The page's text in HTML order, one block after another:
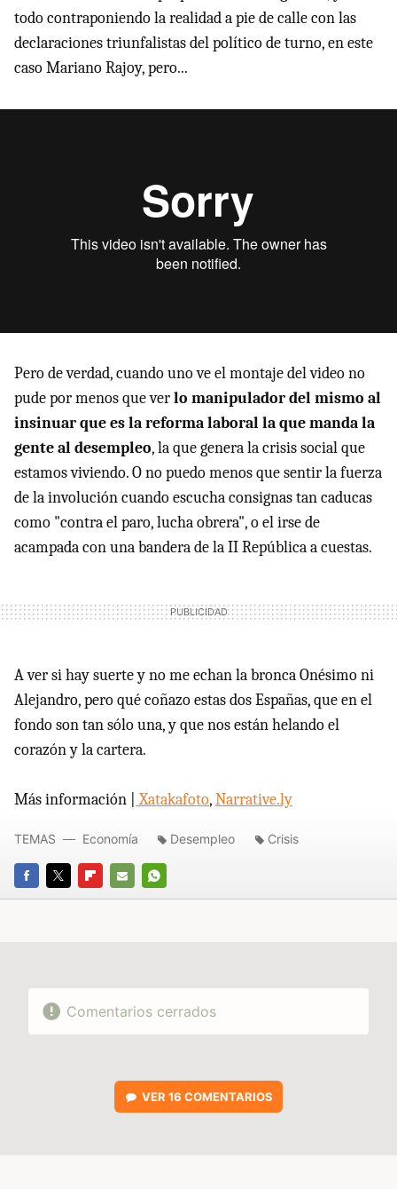
todo contraponiendo la realidad a pie de calle con las
declaraciones triunfalistas del político de turno, en este
caso Mariano Rajoy, pero...
Pero de verdad, cuando uno ve el montaje del video no
pude por menos que verlo manipulador del mismo al
insinuar que es la reforma laboral la que manda la
gente al desempleo, la que genera la crisis social que
estamos viviendo. O no puedo menos que sentir la fuerza
de la involución cuando escucha consignas tan caducas
como "contra el paro, lucha obrera", o el irse de
acampada con una bandera de la II República a cuestas.
A ver si hay suerte y no me echan la bronca Onésimo ni
Alejandro, pero qué coñazo estas dos Españas, que en el
fondo son tan sólo una, y que nos están helando el
corazón y la cartera.
Más información | Xatakafoto,Narrative.ly
FACEBOOK
TWITTERFLIPBOARD
E-
WHATSAPP
TEMAS Economía Desempleo Crisis
Comentarios cerrados
VER 16 COMENTARIOS